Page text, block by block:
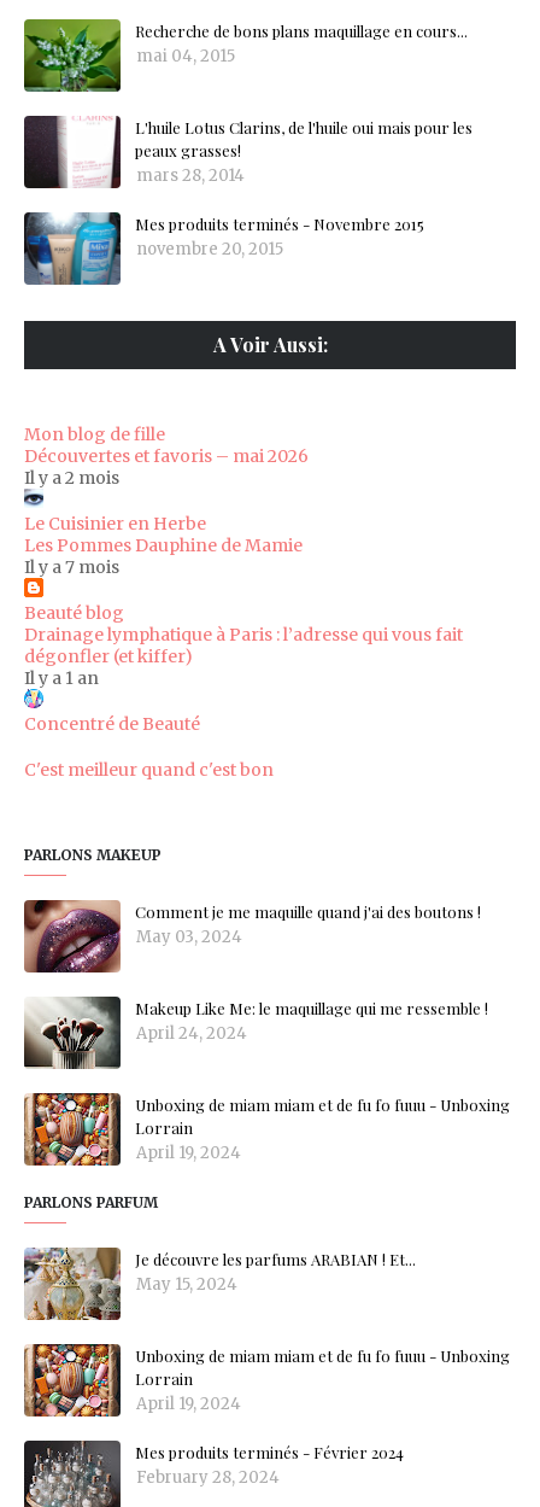
Recherche de bons plans maquillage en cours...
mai 04, 2015
L'huile Lotus Clarins, de l'huile oui mais pour les
peaux grasses!
mars 28, 2014
Mes produits terminés - Novembre 2015
novembre 20, 2015
A Voir Aussi:
Mon blog de fille
Découvertes et favoris – mai 2026
Il y a 2 mois
Le Cuisinier en Herbe
Les Pommes Dauphine de Mamie
Il y a 7 mois
Beauté blog
Drainage lymphatique à Paris : l’adresse qui vous fait
dégonfler (et kiffer)
Il y a 1 an
Concentré de Beauté
C'est meilleur quand c'est bon
PARLONS MAKEUP
Comment je me maquille quand j'ai des boutons !
May 03, 2024
Makeup Like Me: le maquillage qui me ressemble !
April 24, 2024
Unboxing de miam miam et de fu fo fuuu - Unboxing
Lorrain
April 19, 2024
PARLONS PARFUM
Je découvre les parfums ARABIAN ! Et...
May 15, 2024
Unboxing de miam miam et de fu fo fuuu - Unboxing
Lorrain
April 19, 2024
Mes produits terminés - Février 2024
February 28, 2024